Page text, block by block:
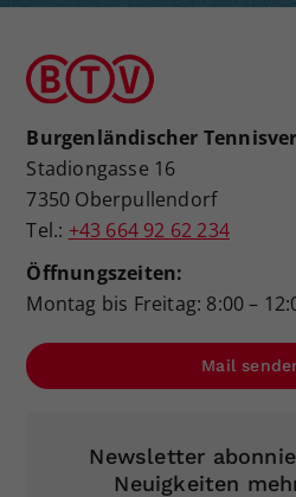
Burgenländischer
Stadiongasse 16
7350 Oberpullendorf
Tel.: +43 664 92 62 234
Öffnungszeiten:
Montag bis Freitag: 8:00 –
Mail
Newsletter
Neuigkeiten